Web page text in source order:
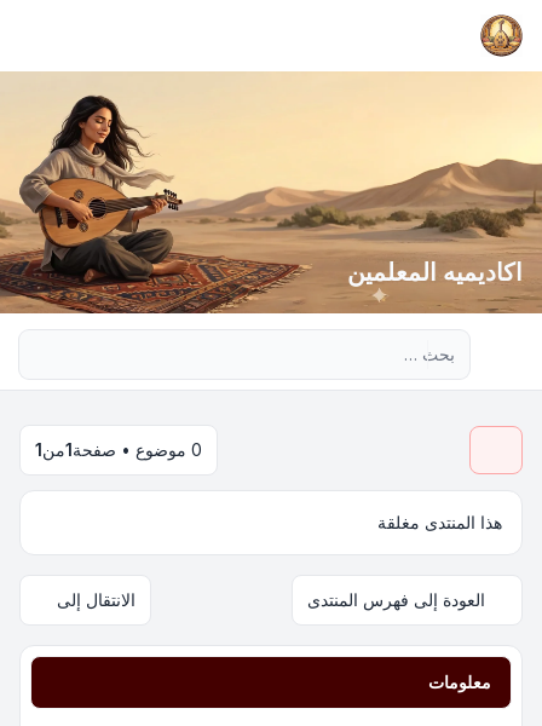
اكاديميه المعلمين
0 موضوع • صفحة 1من1
هذا المنتدى مغلقة
العودة إلى فهرس المنتدى الانتقال إلى
معلومات